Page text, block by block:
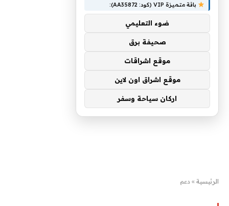
الرئيسية » دعم
باقة متميزة VIP (كود: AA35872):
ضوء التعليمي
صحيفة برق
موقع اشراقات
موقع اشراق اون لاين
اركان سياحة وسفر